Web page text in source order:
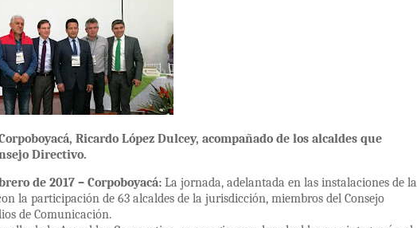
Ricardo López Dulcey, acompañado de los alcaldes que
Directivo.
de 2017 – Corpoboyacá: La jornada, adelantada en las instalaciones de la
la participación de 63 alcaldes de la jurisdicción, miembros del Consejo
de Comunicación.